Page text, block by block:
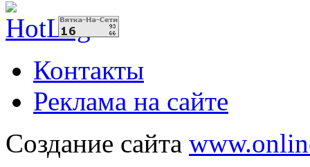
Контакты
Реклама на сайте
Создание сайта